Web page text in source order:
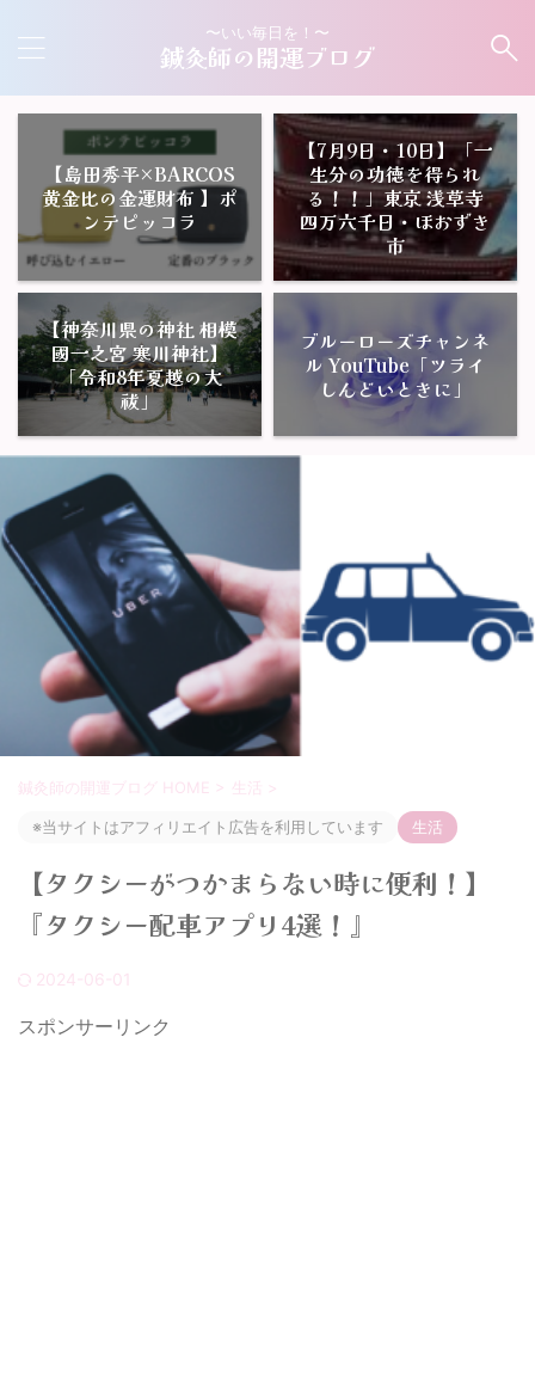
〜いい毎日を！〜
鍼灸師の開運ブログ
【島田秀平×BARCOS
黄金比の金運財布 】ポ
ンテピッコラ
【7月9日・10日】「一
生分の功徳を得られ
る！！」東京 浅草寺
四万六千日・ほおずき
市
【神奈川県の神社 相模
國一之宮 寒川神社】
「令和8年夏越の大
祓」
ブルーローズチャンネ
ル YouTube「ツライ
しんどいときに」
鍼灸師の開運ブログ HOME > 生活 >
※当サイトはアフィリエイト広告を利用しています 生活
【タクシーがつかまらない時に便利！】
『タクシー配車アプリ4選！』
2024-06-01
スポンサーリンク